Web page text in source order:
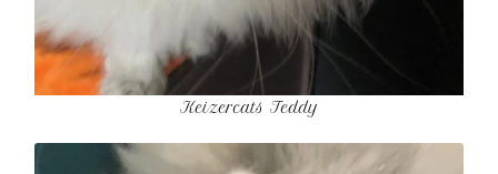
Keizercats Teddy